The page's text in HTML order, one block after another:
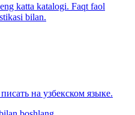
katta katalogi. Faqt faol
bilan.
на узбекском языке.